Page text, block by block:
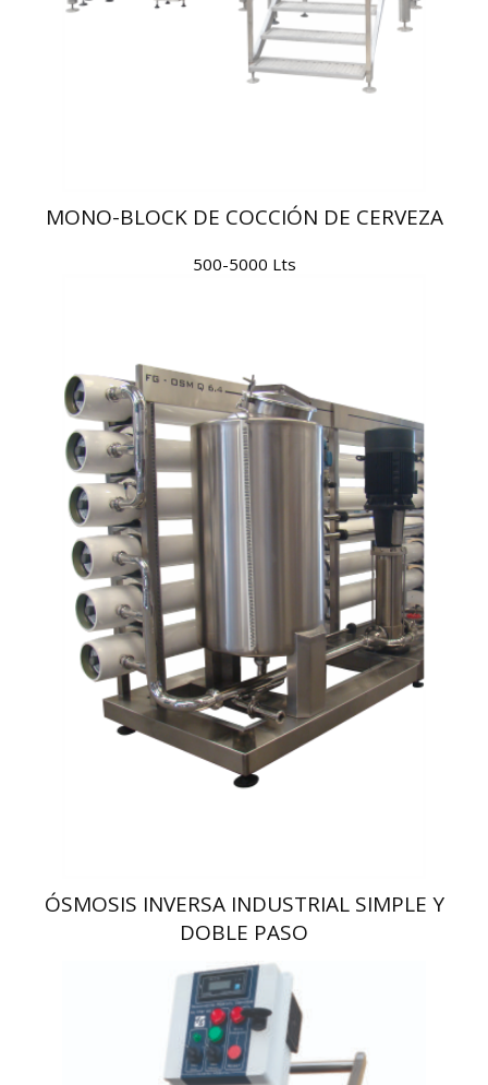
MONO-BLOCK DE COCCIÓN DE CERVEZA
500-5000 Lts
ÓSMOSIS INVERSA INDUSTRIAL SIMPLE Y
DOBLE PASO
Para caudales industriales